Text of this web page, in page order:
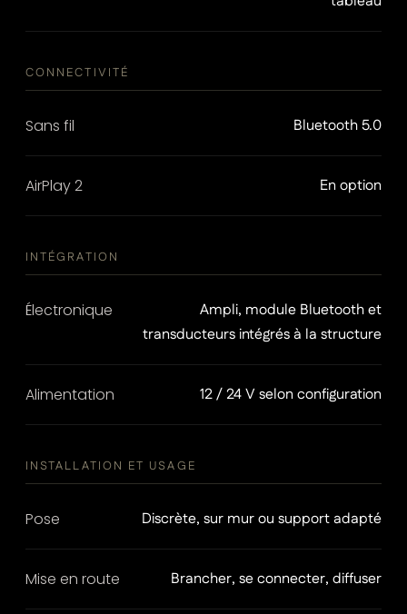
CONNECTIVITÉ
Sans fil Bluetooth 5.0
AirPlay 2 En option
INTÉGRATION
Électronique
Ampli, module Bluetooth et
transducteurs intégrés à la structure
Alimentation 12 / 24 V selon configuration
INSTALLATION ET USAGE
Pose Discrète, sur mur ou support adapté
Mise en route Brancher, se connecter, diffuser